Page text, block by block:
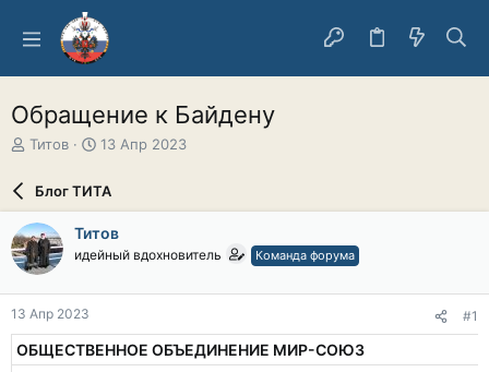
Обращение к Байдену
А
о
р
т
е
м
ы
Титов
Д
т
а
а
ч
л
13 Апр 2023
Блог ТИТА
Титов
идейный вдохновитель Команда форума
13 Апр 2023 #1
ОБЩЕСТВЕННОЕ ОБЪЕДИНЕНИЕ МИР-СОЮЗ